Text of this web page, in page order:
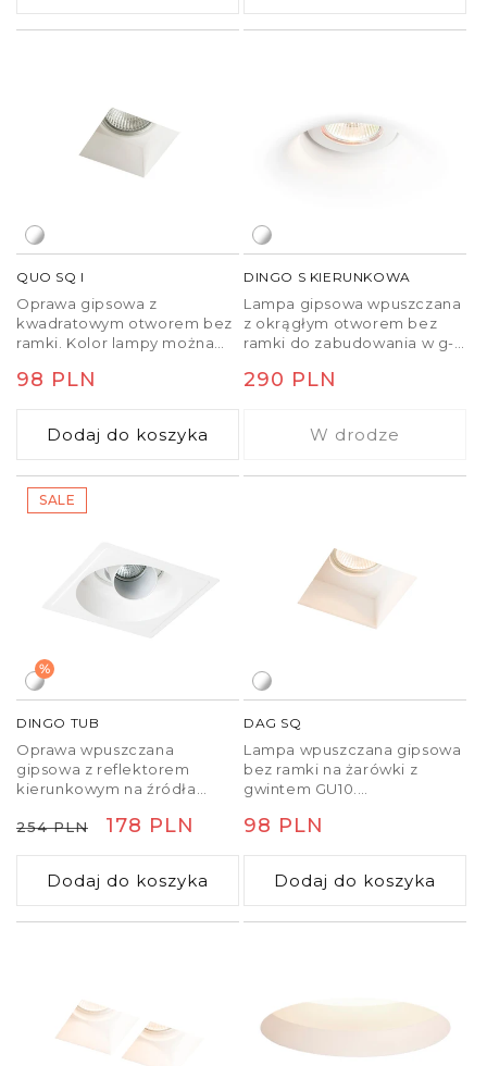
QUO SQ I
Oprawa gipsowa z
kwadratowym otworem bez
ramki. Kolor lampy można
ściennych. Montaż możliwy
Cena
regularna
98 PLN
Dodaj do koszyka
DINGO S KIERUNKOWA
Lampa gipsowa wpuszczana
z okrągłym otworem bez
ramki do zabudowania w g-
zmienić za pomocą farb
Cena
290 PLN
W drodze
SALE
%
DINGO TUB
Oprawa wpuszczana
gipsowa z reflektorem
kierunkowym na źródła
wykończeniem bez ramki.
odpowiedni transformator.
Cena
regularna
254 PLN
Cena
promocyjna
178 PLN
Dodaj do koszyka
DAG SQ
Lampa wpuszczana gipsowa
bez ramki na żarówki z
gwintem GU10.
jedynie w suficie gipsowo-
Cena
regularna
98 PLN
Dodaj do koszyka